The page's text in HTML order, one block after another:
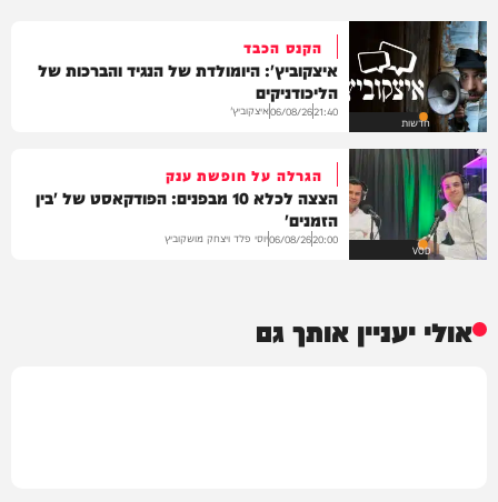
חדשות
הקנס הכבד
איצקוביץ': היומולדת של הנגיד והברכות של
הליכודניקים
21:40
06/08/26איצקוביץ'
VOD
הגרלה על חופשת ענק
הצצה לכלא 10 מבפנים: הפודקאסט של 'בין
הזמנים'
20:00
06/08/26יוסי פלד ויצחק מושקוביץ
אולי יעניין אותך גם